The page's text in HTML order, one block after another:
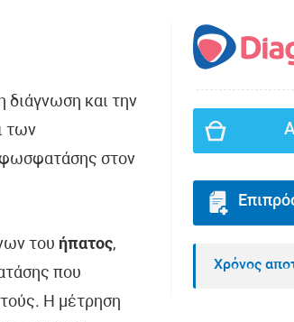
διάγνωση και την
των
φωσφατάσης στον
του ήπατος,
που
Η μέτρηση
Χρόνος